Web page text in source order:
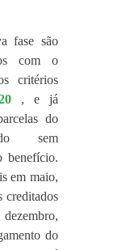
fase são
com o
critérios
, e já
do
sem
benefício.
em maio,
creditados
do